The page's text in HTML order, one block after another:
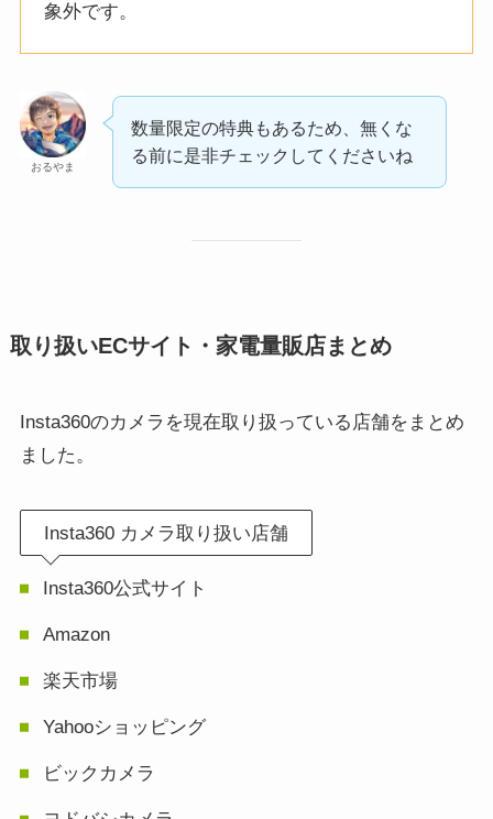
象外です。
おるやま
数量限定の特典もあるため、無くな
る前に是非チェックしてくださいね
取り扱いECサイト・家電量販店まとめ
Insta360のカメラを現在取り扱っている店舗をまとめ
ました。
Insta360 カメラ取り扱い店舗
Insta360公式サイト
Amazon
楽天市場
Yahooショッピング
ビックカメラ